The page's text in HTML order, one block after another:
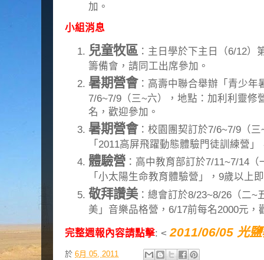
加。
小組消息
兒童牧區 ：主日學於下主日（6/12
籌備會，請同工出席參加。
暑期營會 ：高壽中聯合舉辦「青少
7/6~7/9（三~六），地點：加利利靈修
名，歡迎參加。
暑期營會 ：校園團契訂於7/6~7/9（
「2011高屏飛躍動態體驗門徒訓練營
體驗營 ：高中教育部訂於7/11~7/14
「小太陽生命教育體驗營」，9歲以上
敬拜讚美 ：總會訂於8/23~8/26（二
美」音樂品格營，6/17前每名2000元，
完整週報內容請點擊: < 2011/06/05 光
於 6月 05, 2011